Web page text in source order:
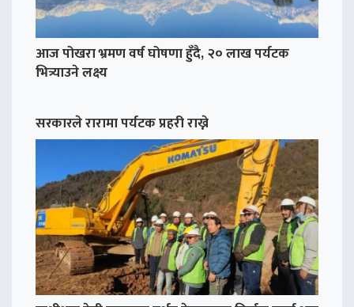
आज पोखरा भ्रमण वर्ष घोषणा हुँदै, २० लाख पर्यटक
भित्र्याउने लक्ष्य
सरकारले रारामा पर्यटक प्रहरी राख्ने